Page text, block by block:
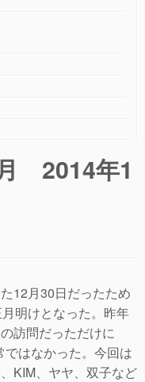
2014年1
12月30日だったため
明けとなった。昨年
訪問だっただけに
はなかった。今回は
KIM、ヤヤ、双子など